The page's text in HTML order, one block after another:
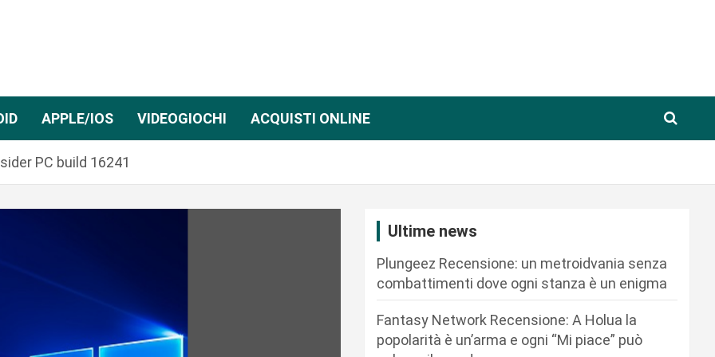
APPLE/IOS VIDEOGIOCHI ACQUISTI ONLINE
PC build 16241
Ultime news
Plungeez Recensione: un metroidvania senza
combattimenti dove ogni stanza è un enigma
Fantasy Network Recensione: A Holua la
popolarità è un’arma e ogni “Mi piace” può